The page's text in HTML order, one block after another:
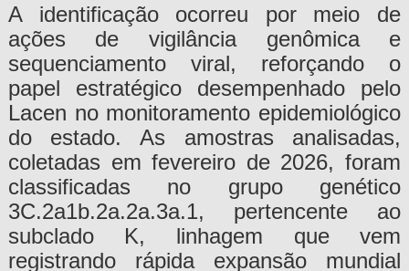
A identificação ocorreu por meio de
ações de vigilância genômica e
sequenciamento viral, reforçando o
papel estratégico desempenhado pelo
Lacen no monitoramento epidemiológico
do estado. As amostras analisadas,
coletadas em fevereiro de 2026, foram
classificadas no grupo genético
3C.2a1b.2a.2a.3a.1, pertencente ao
subclado K, linhagem que vem
registrando rápida expansão mundial